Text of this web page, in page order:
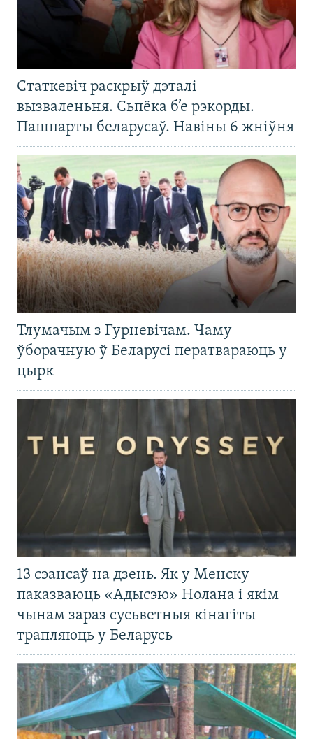
Статкевіч раскрыў дэталі
вызваленьня. Сьпёка б’е рэкорды.
Пашпарты беларусаў. Навіны 6 жніўня
Тлумачым з Гурневічам. Чаму
ўборачную ў Беларусі ператвараюць у
цырк
13 сэансаў на дзень. Як у Менску
паказваюць «Адысэю» Нолана і якім
чынам зараз сусьветныя кінагіты
трапляюць у Беларусь